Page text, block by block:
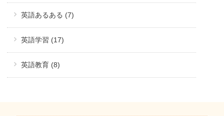
英語あるある (7)
英語学習 (17)
英語教育 (8)